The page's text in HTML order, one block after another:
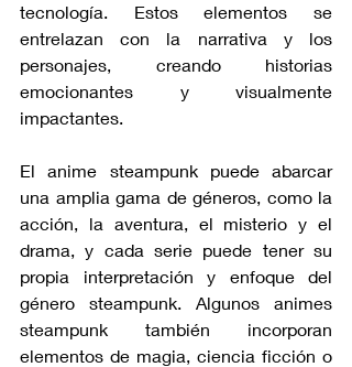
tecnología. Estos elementos se
entrelazan con la narrativa y los
personajes, creando historias
emocionantes y visualmente
impactantes.
El anime steampunk puede abarcar
una amplia gama de géneros, como la
acción, la aventura, el misterio y el
drama, y cada serie puede tener su
propia interpretación y enfoque del
género steampunk. Algunos animes
steampunk también incorporan
elementos de magia, ciencia ficción o